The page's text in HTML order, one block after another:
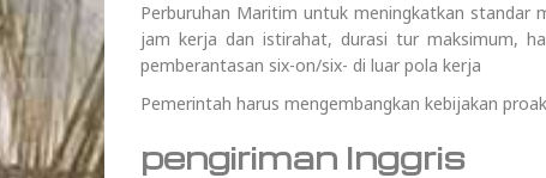
Perburuhan Maritim untuk meningkatkan standar
jam kerja dan istirahat, durasi tur maksimum,
pemberantasan six-on/six- di luar pola kerja
Pemerintah harus mengembangkan kebijakan
pengiriman Inggris